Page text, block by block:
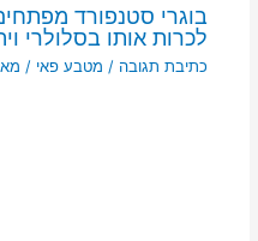
בוגרי סטנפורד
לכרות אותו בסלולרי
כתיבת תגובה / מטבע פאי /